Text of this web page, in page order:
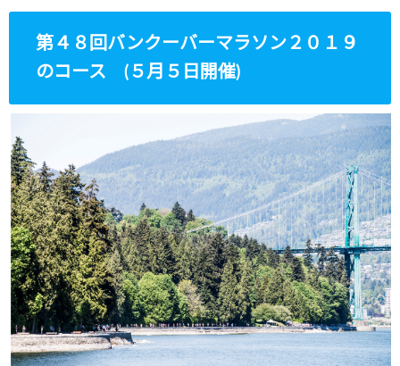
第４８回バンクーバーマラソン２０１９
のコース (５月５日開催)